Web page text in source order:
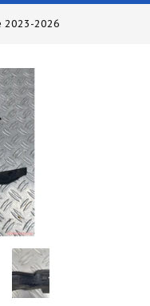
2023-2026